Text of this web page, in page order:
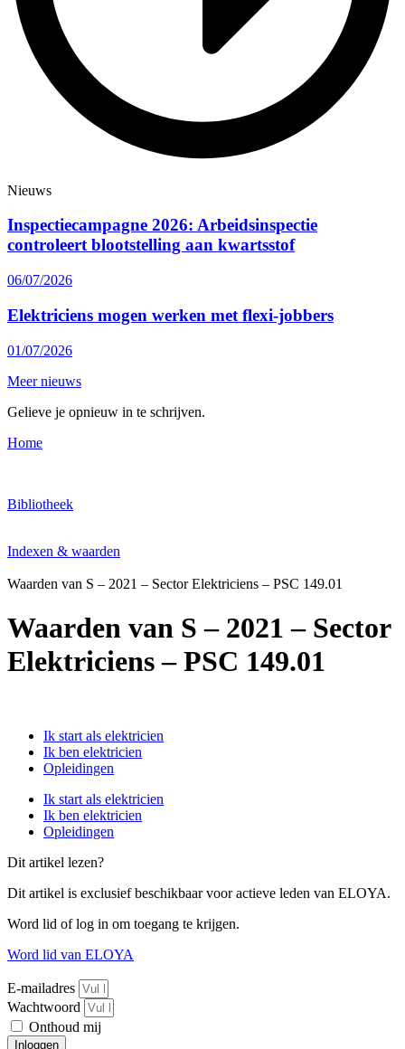
Nieuws
Inspectiecampagne 2026: Arbeidsinspectie
controleert blootstelling aan kwartsstof
06/07/2026
Elektriciens mogen werken met flexi-jobbers
01/07/2026
Meer nieuws
Gelieve je opnieuw in te schrijven.
Home
Bibliotheek
Indexen & waarden
Waarden van S – 2021 – Sector Elektriciens – PSC 149.01
Waarden van S – 2021 – Sector
Elektriciens – PSC 149.01
Ik start als elektricien
Ik ben elektricien
Opleidingen
Ik start als elektricien
Ik ben elektricien
Opleidingen
Dit artikel lezen?
Dit artikel is exclusief beschikbaar voor actieve leden van ELOYA.
Word lid of log in om toegang te krijgen.
Word lid van ELOYA
E-mailadres
Wachtwoord
Onthoud mij
Inloggen